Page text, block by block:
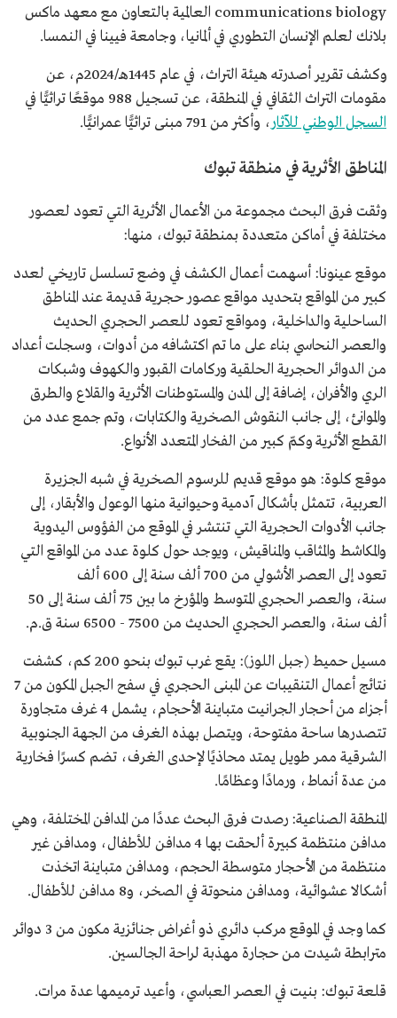
communications biology العالمية بالتعاون مع معهد ماكس
بلانك لعلم الإنسان التطوري في ألمانيا، وجامعة فيينا في النمسا.
وكشف تقرير أصدرته هيئة التراث، في عام 1445هـ/2024م، عن
مقومات التراث الثقافي في المنطقة، عن تسجيل 988 موقعًا تراثيًّا في
السجل الوطني للآثار، وأكثر من 791 مبنى تراثيًّا عمرانيًّا.
المناطق الأثرية في منطقة تبوك
وثقت فرق البحث مجموعة من الأعمال الأثرية التي تعود لعصور
مختلفة في أماكن متعددة بمنطقة تبوك، منها:
موقع عينونا: أسهمت أعمال الكشف في وضع تسلسل تاريخي لعدد
كبير من المواقع بتحديد مواقع عصور حجرية قديمة عند المناطق
الساحلية والداخلية، ومواقع تعود للعصر الحجري الحديث
والعصر النحاسي بناء على ما تم اكتشافه من أدوات، وسجلت أعداد
من الدوائر الحجرية الحلقية وركامات القبور والكهوف وشبكات
الري والأفران، إضافة إلى المدن والمستوطنات الأثرية والقلاع والطرق
والموانئ، إلى جانب النقوش الصخرية والكتابات، وتم جمع عدد من
القطع الأثرية وكمّ كبير من الفخار المتعدد الأنواع.
موقع كلوة: هو موقع قديم للرسوم الصخرية في شبه الجزيرة
العربية، تتمثل بأشكال آدمية وحيوانية منها الوعول والأبقار، إلى
جانب الأدوات الحجرية التي تنتشر في الموقع من الفؤوس اليدوية
والمكاشط والمثاقب والمناقيش، ويوجد حول كلوة عدد من المواقع التي
تعود إلى العصر الأشولي من 700 ألف سنة إلى 600 ألف
سنة، والعصر الحجري المتوسط والمؤرخ ما بين 75 ألف سنة إلى 50
ألف سنة، والعصر الحجري الحديث من 7500 - 6500 سنة ق.م.
مسيل حميط (جبل اللوز): يقع غرب تبوك بنحو 200 كم، كشفت
نتائج أعمال التنقيبات عن المبنى الحجري في سفح الجبل المكون من 7
أجزاء من أحجار الجرانيت متباينة الأحجام، يشمل 4 غرف متجاورة
تتصدرها ساحة مفتوحة، ويتصل بهذه الغرف من الجهة الجنوبية
الشرقية ممر طويل يمتد محاذيًا لإحدى الغرف، تضم كسرًا فخارية
من عدة أنماط، ورمادًا وعظامًا.
المنطقة الصناعية: رصدت فرق البحث عددًا من المدافن المختلفة، وهي
مدافن منتظمة كبيرة ألحقت بها 4 مدافن للأطفال، ومدافن غير
منتظمة من الأحجار متوسطة الحجم، ومدافن متباينة اتخذت
أشكالا عشوائية، ومدافن منحوتة في الصخر، و8 مدافن للأطفال.
كما وجد في الموقع مركب دائري ذو أغراض جنائزية مكون من 3 دوائر
مترابطة شيدت من حجارة مهذبة لراحة الجالسين.
قلعة تبوك: بنيت في العصر العباسي، وأعيد ترميمها عدة مرات.